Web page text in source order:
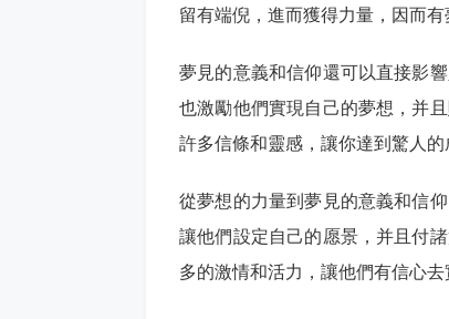
留有端倪，進而獲得力量，因而有
夢見的意義和信仰還可以直接影
也激勵他們實現自己的夢想，并
許多信條和靈感，讓你達到驚人
從夢想的力量到夢見的意義和信
讓他們設定自己的愿景，并且付
多的激情和活力，讓他們有信心